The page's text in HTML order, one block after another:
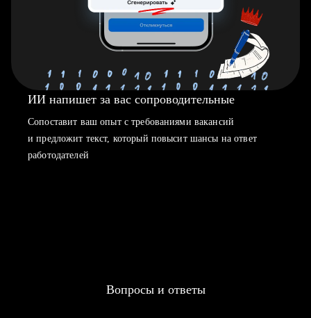
ИИ напишет за вас сопроводительные
Сопоставит ваш опыт с требованиями вакансий
и предложит текст, который повысит шансы на ответ
работодателей
Вопросы и ответы